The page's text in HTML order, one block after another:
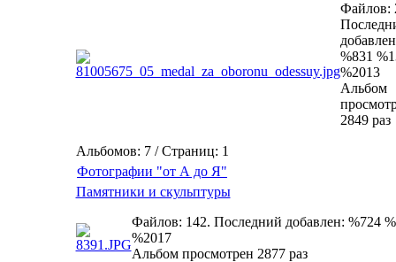
Файлов:
%831
%2013
Альбом
2849 раз
Альбомов: 7 / Страниц: 1
Фотографии "от А до Я"
Памятники и скульптуры
Файлов: 142. Последний добавлен: %724
%2017
Альбом просмотрен 2877 раз